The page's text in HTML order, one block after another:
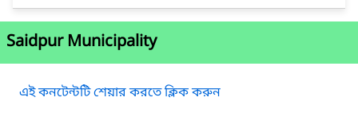
Saidpur Municipality
এই কনটেন্টটি শেয়ার করতে ক্লিক করুন